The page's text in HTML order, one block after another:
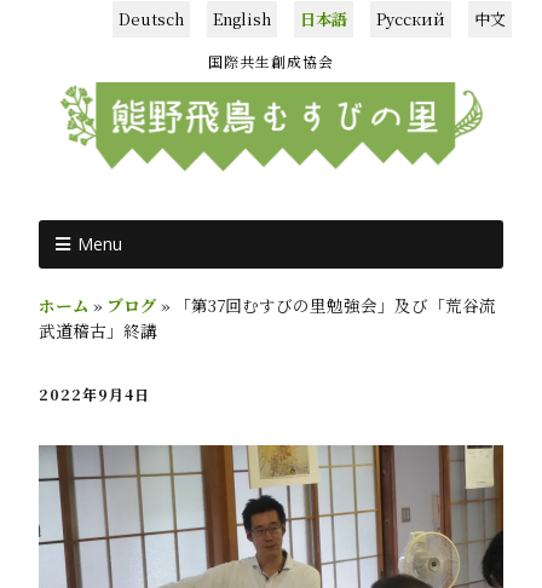
Deutsch English 日本語 Русский 中文
国際共生創成協会
Menu
ホーム » ブログ »
「第37回むすびの里勉強会」及び「荒谷流
武道稽古」終講
2022年9月4日